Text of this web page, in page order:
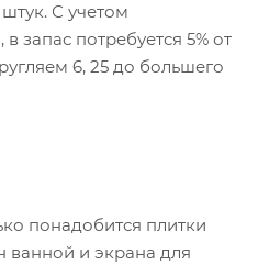
штук. С учетом
запас потребуется 5% от
6, 25 до большего
понадобится плитки
ванной и экрана для